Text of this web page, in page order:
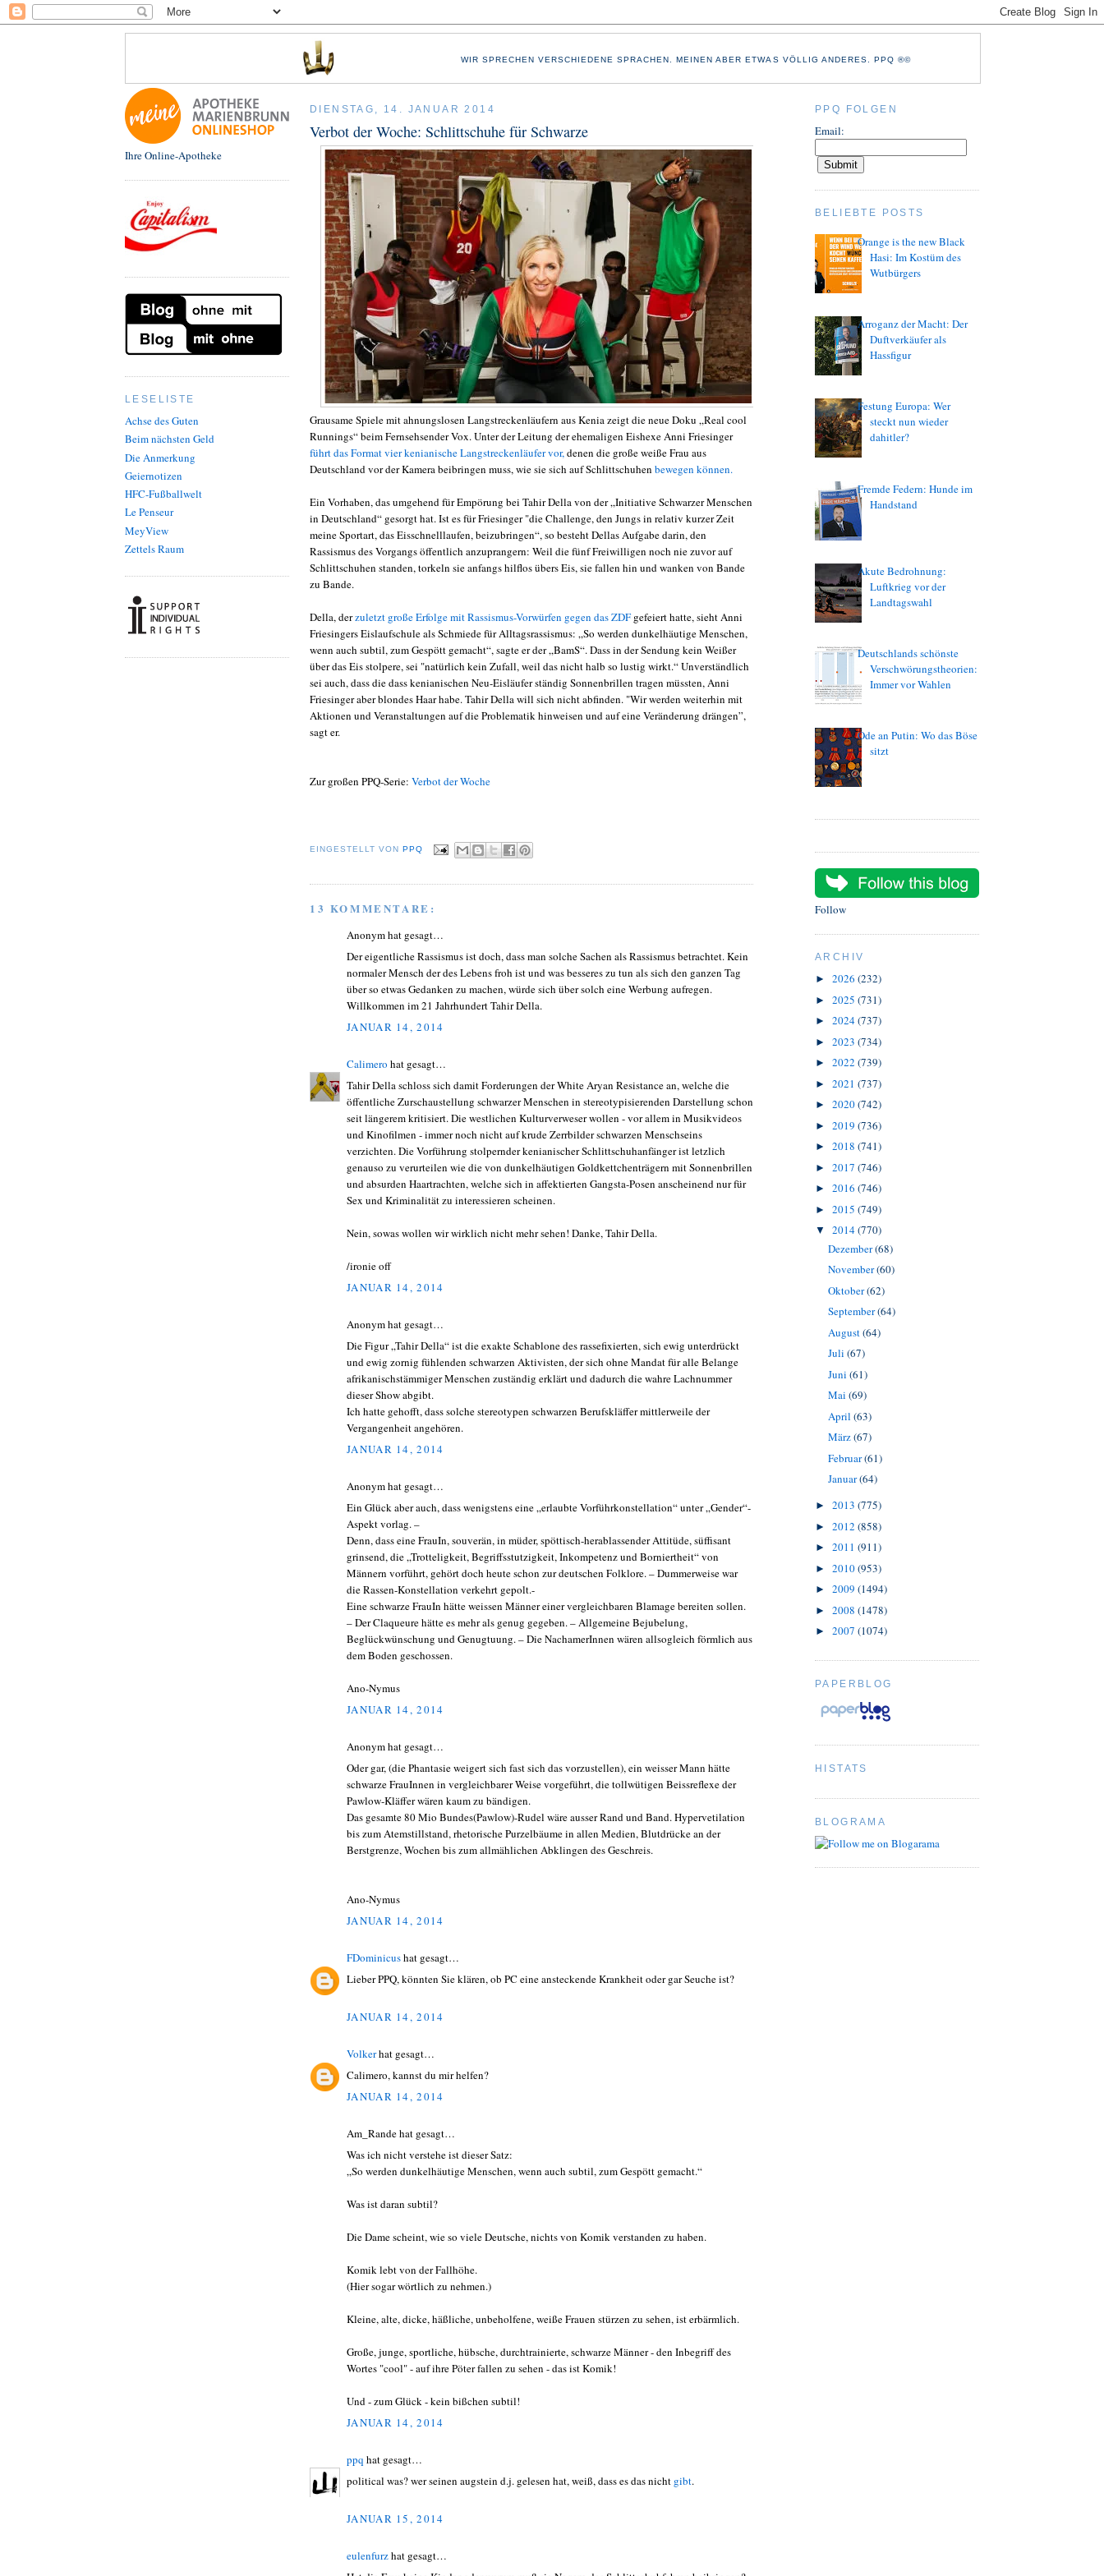
WIR SPRECHEN VERSCHIEDENE SPRACHEN. MEINEN ABER ETWAS VÖLLIG ANDERES. PPQ ®©
Ihre Online-Apotheke
LESELISTE
Achse des Guten
Beim nächsten Geld
Die Anmerkung
Geiernotizen
HFC-Fußballwelt
Le Penseur
MeyView
Zettels Raum
DIENSTAG, 14. JANUAR 2014
Verbot der Woche: Schlittschuhe für Schwarze
Grausame Spiele mit ahnungslosen Langstreckenläufern aus Kenia zeigt die neue Doku „Real cool
Runnings“ beim Fernsehsender Vox. Unter der Leitung der ehemaligen Eishexe Anni Friesinger
führt das Format vier kenianische Langstreckenläufer vor, denen die große weiße Frau aus
Deutschland vor der Kamera beibringen muss, wie sie sich auf Schlittschuhen bewegen können.
Ein Vorhaben, das umgehend für Empörung bei Tahir Della von der „Initiative Schwarzer Menschen
in Deutschland“ gesorgt hat. Ist es für Friesinger "die Challenge, den Jungs in relativ kurzer Zeit
meine Sportart, das Eisschnelllaufen, beizubringen“, so besteht Dellas Aufgabe darin, den
Rassismus des Vorgangs öffentlich anzuprangern: Weil die fünf Freiwilligen noch nie zuvor auf
Schlittschuhen standen, torkeln sie anfangs hilflos übers Eis, sie fallen hin und wanken von Bande
zu Bande.
Della, derzuletzt große Erfolge mit Rassismus-Vorwürfen gegen das ZDF gefeiert hatte, sieht Anni
Friesingers Eislaufschule als Schmiede für Alltagsrassismus: „So werden dunkelhäutige Menschen,
wenn auch subtil, zum Gespött gemacht“, sagte er der „BamS“. Dass in der Sendung kein Weißer
über das Eis stolpere, sei "natürlich kein Zufall, weil das nicht halb so lustig wirkt.“ Unverständlich
sei auch, dass die dass kenianischen Neu-Eisläufer ständig Sonnenbrillen tragen müssten, Anni
Friesinger aber blondes Haar habe. Tahir Della will sich nicht abfinden. "Wir werden weiterhin mit
Aktionen und Veranstaltungen auf die Problematik hinweisen und auf eine Veränderung drängen”,
sagt er.
Zur großen PPQ-Serie: Verbot der Woche
EINGESTELLT VON PPQ
13 KOMMENTARE:
Anonym hat gesagt…
Der eigentliche Rassismus ist doch, dass man solche Sachen als Rassismus betrachtet. Kein
normaler Mensch der des Lebens froh ist und was besseres zu tun als sich den ganzen Tag
über so etwas Gedanken zu machen, würde sich über solch eine Werbung aufregen.
Willkommen im 21 Jahrhundert Tahir Della.
JANUAR 14, 2014
Calimero hat gesagt…
Tahir Della schloss sich damit Forderungen der White Aryan Resistance an, welche die
öffentliche Zurschaustellung schwarzer Menschen in stereotypisierenden Darstellung schon
seit längerem kritisiert. Die westlichen Kulturverweser wollen - vor allem in Musikvideos
und Kinofilmen - immer noch nicht auf krude Zerrbilder schwarzen Menschseins
verzichten. Die Vorführung stolpernder kenianischer Schlittschuhanfänger ist letzlich
genauso zu verurteilen wie die von dunkelhäutigen Goldkettchenträgern mit Sonnenbrillen
und absurden Haartrachten, welche sich in affektierten Gangsta-Posen anscheinend nur für
Sex und Kriminalität zu interessieren scheinen.
Nein, sowas wollen wir wirklich nicht mehr sehen! Danke, Tahir Della.
/ironie off
JANUAR 14, 2014
Anonym hat gesagt…
Die Figur „Tahir Della“ ist die exakte Schablone des rassefixierten, sich ewig unterdrückt
und ewig zornig fühlenden schwarzen Aktivisten, der sich ohne Mandat für alle Belange
afrikanischstämmiger Menschen zuständig erklärt und dadurch die wahre Lachnummer
dieser Show abgibt.
Ich hatte gehofft, dass solche stereotypen schwarzen Berufskläffer mittlerweile der
Vergangenheit angehören.
JANUAR 14, 2014
Anonym hat gesagt…
Ein Glück aber auch, dass wenigstens eine „erlaubte Vorführkonstellation“ unter „Gender“-
Aspekt vorlag. –
Denn, dass eine FrauIn, souverän, in müder, spöttisch-herablassender Attitüde, süffisant
grinsend, die „Trotteligkeit, Begriffsstutzigkeit, Inkompetenz und Borniertheit“ von
Männern vorführt, gehört doch heute schon zur deutschen Folklore. – Dummerweise war
die Rassen-Konstellation verkehrt gepolt.-
Eine schwarze FrauIn hätte weissen Männer einer vergleichbaren Blamage bereiten sollen.
– Der Claqueure hätte es mehr als genug gegeben. – Allgemeine Bejubelung,
Beglückwünschung und Genugtuung. – Die NachamerInnen wären allsogleich förmlich aus
dem Boden geschossen.
Ano-Nymus
JANUAR 14, 2014
Anonym hat gesagt…
Oder gar, (die Phantasie weigert sich fast sich das vorzustellen), ein weisser Mann hätte
schwarze FrauInnen in vergleichbarer Weise vorgeführt, die tollwütigen Beissreflexe der
Pawlow-Kläffer wären kaum zu bändigen.
Das gesamte 80 Mio Bundes(Pawlow)-Rudel wäre ausser Rand und Band. Hypervetilation
bis zum Atemstillstand, rhetorische Purzelbäume in allen Medien, Blutdrücke an der
Berstgrenze, Wochen bis zum allmählichen Abklingen des Geschreis.
Ano-Nymus
JANUAR 14, 2014
FDominicushat gesagt…
Lieber PPQ, könnten Sie klären, ob PC eine ansteckende Krankheit oder gar Seuche ist?
JANUAR 14, 2014
Volkerhat gesagt…
Calimero, kannst du mir helfen?
JANUAR 14, 2014
Am_Rande hat gesagt…
Was ich nicht verstehe ist dieser Satz:
„So werden dunkelhäutige Menschen, wenn auch subtil, zum Gespött gemacht.“
Was ist daran subtil?
Die Dame scheint, wie so viele Deutsche, nichts von Komik verstanden zu haben.
Komik lebt von der Fallhöhe.
(Hier sogar wörtlich zu nehmen.)
Kleine, alte, dicke, häßliche, unbeholfene, weiße Frauen stürzen zu sehen, ist erbärmlich.
Große, junge, sportliche, hübsche, durchtrainierte, schwarze Männer - den Inbegriff des
Wortes "cool" - auf ihre Pöter fallen zu sehen - das ist Komik!
Und - zum Glück - kein bißchen subtil!
JANUAR 14, 2014
ppq hat gesagt…
political was? wer seinen augstein d.j. gelesen hat, weiß, dass es das nicht gibt.
JANUAR 15, 2014
eulenfurzhat gesagt…
PPQ FOLGEN
Email:
BELIEBTE POSTS
Orange is the new Black
Hasi: Im Kostüm des
Wutbürgers
Arroganz der Macht: Der
Duftverkäufer als
Hassfigur
Festung Europa: Wer
steckt nun wieder
dahitler?
Fremde Federn: Hunde im
Handstand
Akute Bedrohnung:
Luftkrieg vor der
Landtagswahl
Deutschlands schönste
Verschwörungstheorien:
Immer vor Wahlen
Ode an Putin: Wo das Böse
sitzt
Follow
ARCHIV
► 2026 (232)
► 2025 (731)
► 2024(737)
► 2023 (734)
► 2022 (739)
► 2021 (737)
► 2020(742)
► 2019 (736)
► 2018 (741)
► 2017 (746)
► 2016 (746)
► 2015 (749)
▼ 2014(770)
Dezember(68)
November(60)
Oktober(62)
September(64)
August(64)
Juli (67)
Juni (61)
Mai (69)
April (63)
März(67)
Februar(61)
Januar(64)
► 2013 (775)
► 2012 (858)
► 2011 (911)
► 2010(953)
► 2009 (1494)
► 2008 (1478)
► 2007 (1074)
PAPERBLOG
HISTATS
BLOGRAMA